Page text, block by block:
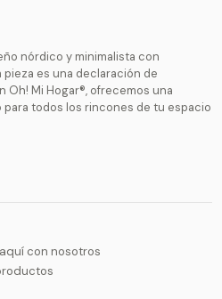
nórdico y minimalista con
es una declaración de
Oh! Mi Hogar®, ofrecemos una
todos los rincones de tu espacio
con nosotros